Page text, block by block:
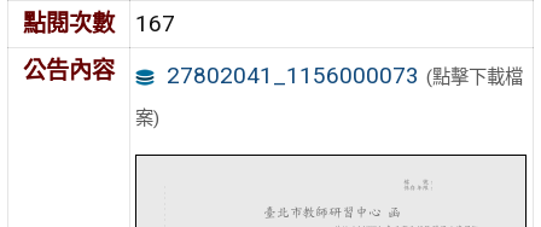
點閱次數
167
公告內容
27802041_1156000073 (點擊下載檔
案)